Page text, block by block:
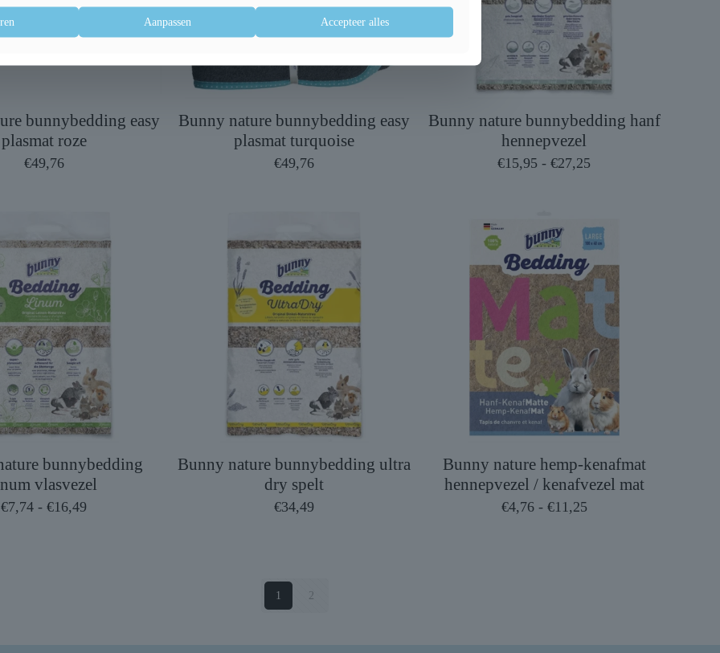
bunnybedding easy
plasmat roze
€49,76
Bunny nature bunnybedding easy
plasmat turquoise
€49,76
Bunny nature bunnybedding hanf
hennepvezel
€15,95 - €27,25Prijsklasse:
€27,25
bunnybedding
vlasvezel
€7,74 - €16,49
Bunny nature bunnybedding ultra
dry spelt
€34,49
Bunny nature hemp-kenafmat
hennepvezel / kenafvezel mat
€4,76 - €11,25Prijsklasse:
1 2
Aanpassen Accepteer alles